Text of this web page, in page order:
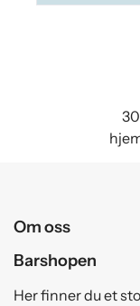
Om oss
Barshopen
Her finner du et